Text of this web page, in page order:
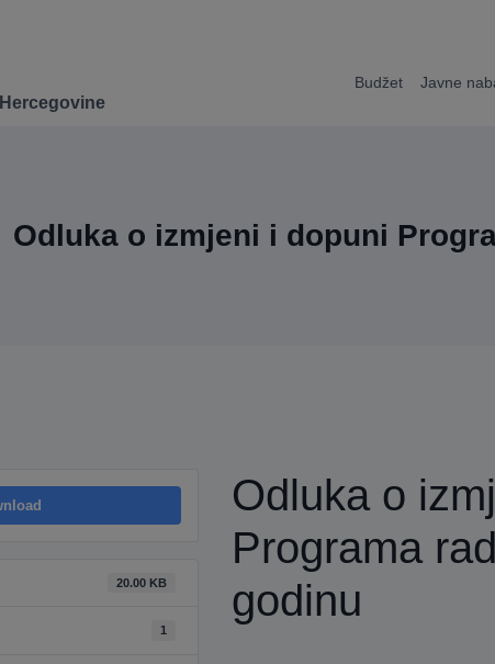
Budžet Javne
Odluka o izmjeni i dopuni
20.00 KB
1
Odluka o
Programa
godinu